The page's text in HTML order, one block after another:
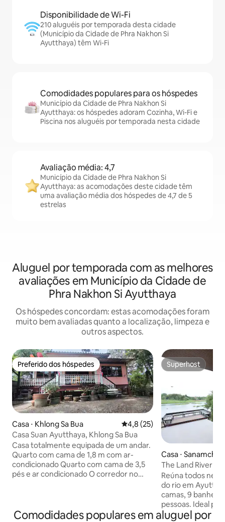
Disponibilidade de Wi-Fi
210 aluguéis por temporada desta cidade
(Município da Cidade de Phra Nakhon Si
Ayutthaya) têm Wi-Fi
Comodidades populares para os hóspedes
Município da Cidade de Phra Nakhon Si
Ayutthaya: os hóspedes adoram Cozinha, Wi-Fi e
Piscina nos aluguéis por temporada nesta cidade
Avaliação média: 4,7
Município da Cidade de Phra Nakhon Si
Ayutthaya: as acomodações deste cidade têm
uma avaliação média dos hóspedes de 4,7 de 5
estrelas
Aluguel por temporada com as melhores
avaliações em Município da Cidade de
Phra Nakhon Si Ayutthaya
Os hóspedes concordam: estas acomodações foram
muito bem avaliadas quanto a localização, limpeza e
outros aspectos.
Preferido dos hóspedes
Preferido dos hóspedes
Casa ⋅ Khlong Sa Bua 4,8 de uma avaliação média
4,8 (25)
Casa Suan Ayutthaya, Khlong Sa Bua
Casa totalmente equipada de um andar.
Quarto com cama de 1,8 m com ar-
condicionado Quarto com cama de 3,5
pés e ar condicionado O corredor no
equipada Há uma cabra. Há uma pistola
Superhost
Superhost
Casa ⋅ Sanamchai
The Land River
margens do rio
Reúna todos
do rio em
camas, 9
pessoas. Ideal
viagens com
Comodidades populares em aluguel por